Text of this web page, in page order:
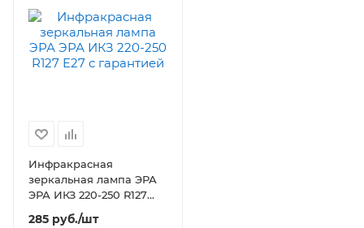
Инфракрасная
зеркальная лампа ЭРА
ЭРА ИКЗ 220-250 R127
285 руб./шт